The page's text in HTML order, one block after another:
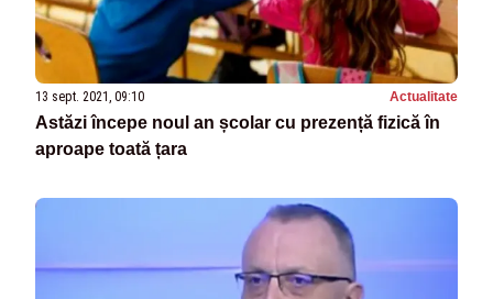
13 sept. 2021, 09:10 Actualitate
Astăzi începe noul an școlar cu prezență fizică în
aproape toată țara